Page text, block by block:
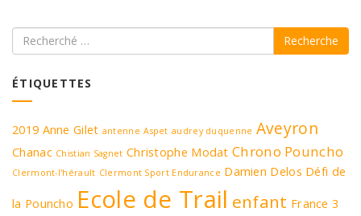
Recherche
ÉTIQUETTES
2019 Anne Gilet antenne Aspet audrey duquenne Aveyron
Chanac Chistian Sagnet Christophe Modat Chrono Pouncho
Clermont-l'hérault Clermont Sport Endurance Damien Delos Défi de
la Pouncho Ecole de Trail enfant France 3